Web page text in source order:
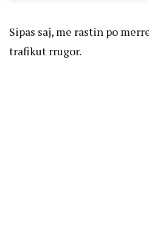
Sipas saj, me rastin po
trafikut rrugor.